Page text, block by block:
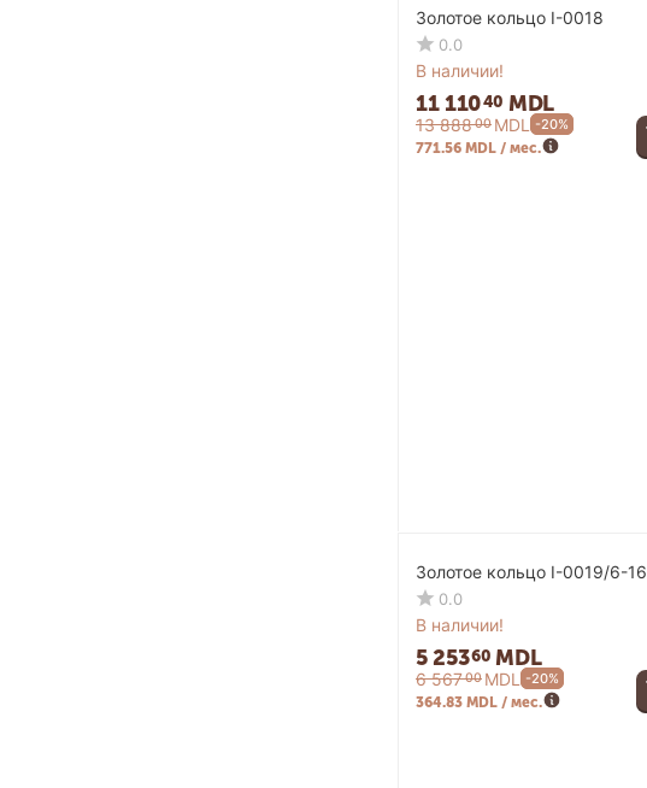
Золотое кольцо I-0018
0.0
В наличии!
11 11040 MDL
13 88800 MDL
-20%
771.56 MDL / мес.
Золотое кольцо I-0019/6-16
0.0
В наличии!
5 25360 MDL
6 56700 MDL
-20%
364.83 MDL / мес.